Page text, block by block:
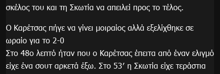
σκέλος του και τη Σκωτία να απειλεί προς το τέλος.
Ο Καρέτσας πήγε να γίνει μοιραίος αλλά εξελίχθηκε σε
ωραίο για το 2-0
Στο 48ο λεπτό ήταν που ο Καρέτσας έπειτα από έναν ελιγμό
είχε ένα σουτ αρκετά έξω. Στο 53′ η Σκωτία είχε τεράστια